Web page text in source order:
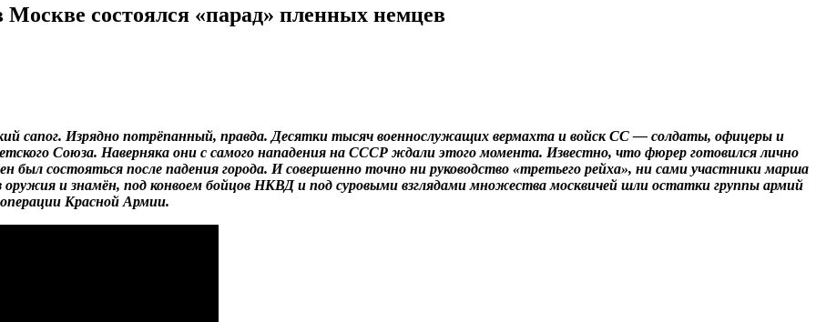
Москве состоялся «парад» пленных немцев
сапог. Изрядно потрёпанный, правда. Десятки тысяч военнослужащих вермахта и войск СС — солдаты, офицеры и
Союза. Наверняка они с самого нападения на СССР ждали этого момента. Известно, что фюрер готовился лично
был состояться после падения города. И совершенно точно ни руководство «третьего рейха», ни сами участники марша
и знамён, под конвоем бойцов НКВД и под суровыми взглядами множества москвичей шли остатки группы армий
Красной Армии.